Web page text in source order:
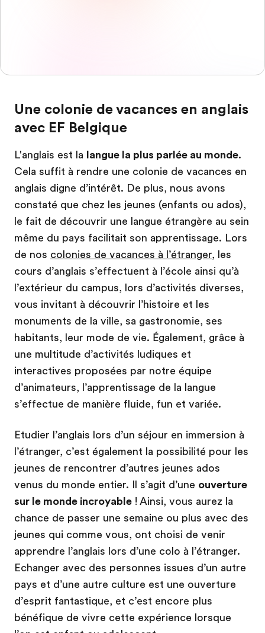
Une colonie de vacances en anglais
avec EF Belgique
L'anglais est la langue la plus parlée au monde.
Cela suffit à rendre une colonie de vacances en
anglais digne d’intérêt. De plus, nous avons
constaté que chez les jeunes (enfants ou ados),
le fait de découvrir une langue étrangère au sein
même du pays facilitait son apprentissage. Lors
de nos colonies de vacances à l’étranger, les
cours d’anglais s’effectuent à l’école ainsi qu’à
l’extérieur du campus, lors d’activités diverses,
vous invitant à découvrir l’histoire et les
monuments de la ville, sa gastronomie, ses
habitants, leur mode de vie. Également, grâce à
une multitude d’activités ludiques et
interactives proposées par notre équipe
d’animateurs, l’apprentissage de la langue
s’effectue de manière fluide, fun et variée.
Etudier l’anglais lors d’un séjour en immersion à
l’étranger, c’est également la possibilité pour les
jeunes de rencontrer d’autres jeunes ados
venus du monde entier. Il s’agit d’une ouverture
sur le monde incroyable ! Ainsi, vous aurez la
chance de passer une semaine ou plus avec des
jeunes qui comme vous, ont choisi de venir
apprendre l’anglais lors d’une colo à l’étranger.
Echanger avec des personnes issues d’un autre
pays et d’une autre culture est une ouverture
d’esprit fantastique, et c’est encore plus
bénéfique de vivre cette expérience lorsque